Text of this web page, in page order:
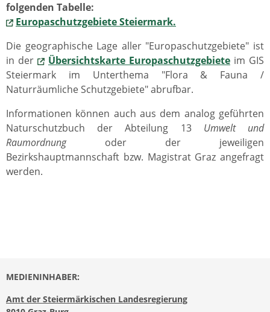
folgenden Tabelle:
Europaschutzgebiete Steiermark.
Die geographische Lage aller "Europaschutzgebiete" ist
in der
Übersichtskarte Europaschutzgebiete im GIS
Steiermark im Unterthema "Flora & Fauna /
Naturräumliche Schutzgebiete" abrufbar.
Informationen können auch aus dem analog geführten
Naturschutzbuch der Abteilung 13 Umwelt und
Raumordnungoder der jeweiligen
Bezirkshauptmannschaft bzw. Magistrat Graz angefragt
werden.
MEDIENINHABER:
Amt der Steiermärkischen Landesregierung